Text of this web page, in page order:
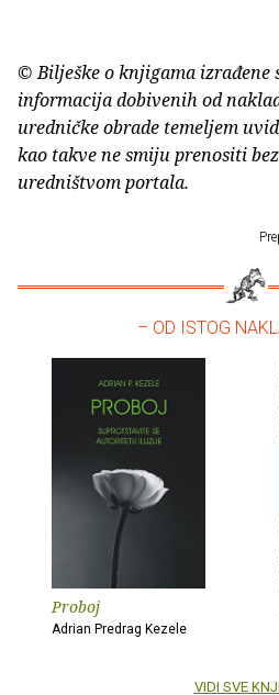
© Bilješke o knjigama izrađene
informacija dobivenih od
uredničke obrade temeljem
kao takve ne smiju prenositi
uredništvom portala.
– OD ISTOG
Proboj
Adrian Predrag Kezele
VIDI SVE